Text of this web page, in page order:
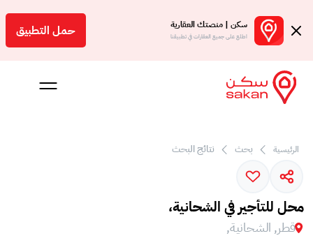
سكن | منصتك العقارية
اطلع على جميع العقارات في تطبيقنا حمل التطبيق
الرئيسية بحث نتائج البحث
محل للتأجير في الشحانية،
قطر, الشحانية,